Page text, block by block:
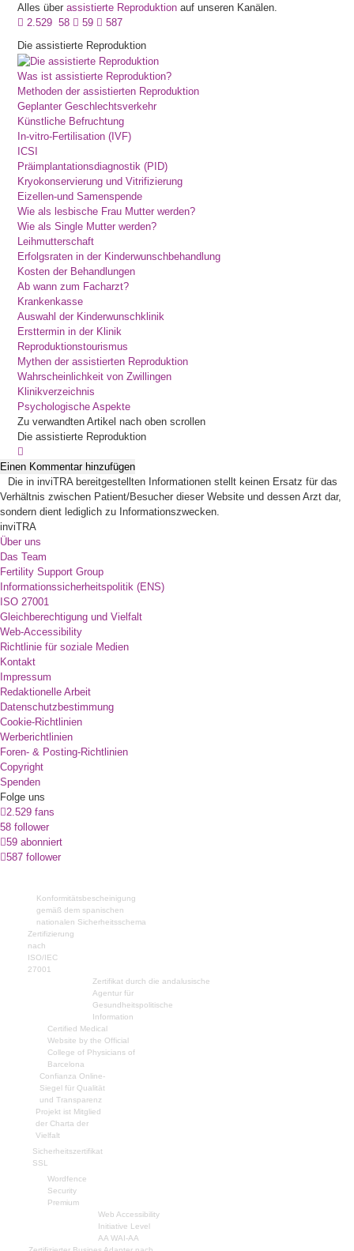
Alles überassistierte Reproduktion auf unseren Kanälen.
2.529 58 59
587
Die assistierte Reproduktion
Was ist assistierte Reproduktion?
Methoden der assistierten Reproduktion
Geplanter Geschlechtsverkehr
Künstliche Befruchtung
In-vitro-Fertilisation (IVF)
ICSI
Präimplantationsdiagnostik (PID)
Kryokonservierung und Vitrifizierung
Eizellen-und Samenspende
Wie als lesbische Frau Mutter werden?
Wie als Single Mutter werden?
Leihmutterschaft
Erfolgsraten in der Kinderwunschbehandlung
Kosten der Behandlungen
Ab wann zum Facharzt?
Krankenkasse
Auswahl der Kinderwunschklinik
Ersttermin in der Klinik
Reproduktionstourismus
Mythen der assistierten Reproduktion
Wahrscheinlichkeit von Zwillingen
Klinikverzeichnis
Psychologische Aspekte
Zu verwandten Artikel nach oben scrollen
Die assistierte Reproduktion
Einen Kommentar hinzufügen
Die in inviTRA bereitgestellten Informationen stellt keinen Ersatz für das
Verhältnis zwischen Patient/Besucher dieser Website und dessen Arzt dar,
sondern dient lediglich zu Informationszwecken.
inviTRA
Über uns
Das Team
Fertility Support Group
Informationssicherheitspolitik (ENS)
ISO 27001
Gleichberechtigung und Vielfalt
Web-Accessibility
Richtlinie für soziale Medien
Kontakt
Impressum
Redaktionelle Arbeit
Datenschutzbestimmung
Cookie-Richtlinien
Werberichtlinien
Foren- & Posting-Richtlinien
Copyright
Spenden
Folge uns
2.529 fans
58 follower
59 abonniert
587 follower
Konformitätsbescheinigung
gemäß dem spanischen
nationalen Sicherheitsschema
Zertifizierung
nach
ISO/IEC
27001
Zertifikat durch die andalusische
Agentur für
Gesundheitspolitische
Information
Certified Medical
Website by the Official
College of Physicians of
Barcelona
Confianza Online-
Siegel für Qualität
und Transparenz
Projekt ist Mitglied
der Charta der
Vielfalt
Sicherheitszertifikat
SSL
Wordfence
Security
Premium
Web Accessibility
Initiative Level
AA WAI-AA